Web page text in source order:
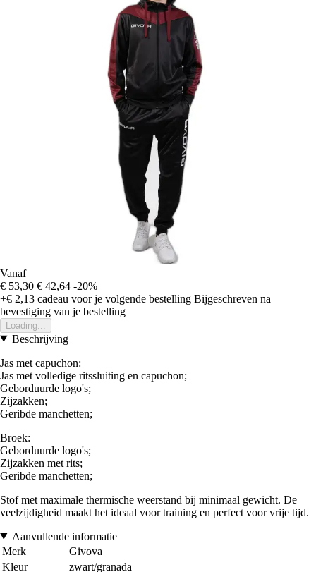
Vanaf
€ 53,30 € 42,64 -20%
+€ 2,13 cadeau voor je volgende bestelling Bijgeschreven na
bevestiging van je bestelling
Loading...
Beschrijving
Jas met capuchon:
Jas met volledige ritssluiting en capuchon;
Geborduurde logo's;
Zijzakken;
Geribde manchetten;
Broek:
Geborduurde logo's;
Zijzakken met rits;
Geribde manchetten;
Stof met maximale thermische weerstand bij minimaal gewicht. De
veelzijdigheid maakt het ideaal voor training en perfect voor vrije tijd.
Aanvullende informatie
Merk
Givova
Kleur
zwart/granada